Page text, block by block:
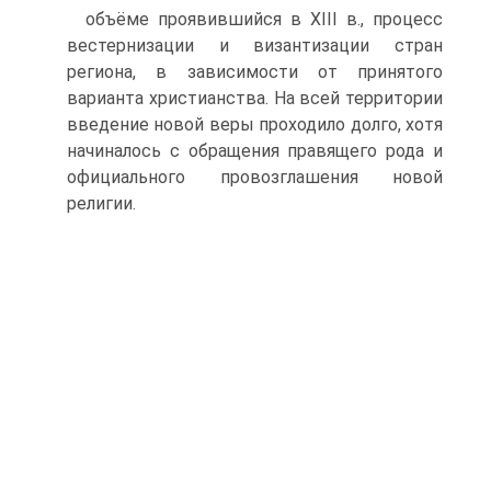
объёме проявившийся в XIII в., процесс
вестернизации и византизации стран
региона, в зависимости от принятого
варианта христианства. На всей террито­рии
введение новой веры проходило долго, хотя
начиналось с обращения правя­щего рода и
официального провозглашения новой
религии.